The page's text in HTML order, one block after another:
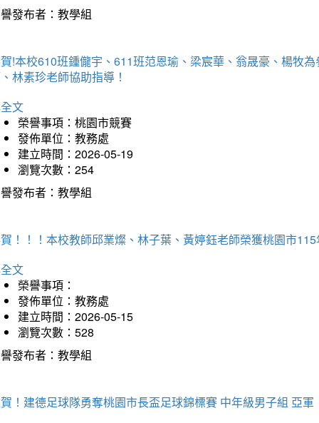
發布者：教學組
!本校610班鍾儱宇、611班范恩瑜、梁宸華、翁晟豪、楊牧
林素珍老師協助指導！
文
榮譽事項：桃園市競賽
發佈單位：教務處
建立時間：2026-05-19
瀏覽次數：254
發布者：教學組
！！！本校教師邱業燦、林子葉、黃婷鈺老師榮獲桃園市
文
榮譽事項：
發佈單位：教務處
建立時間：2026-05-15
瀏覽次數：528
發布者：教學組
！建德足球隊勇奪桃園市長盃足球錦標賽 中年級男子組 亞軍